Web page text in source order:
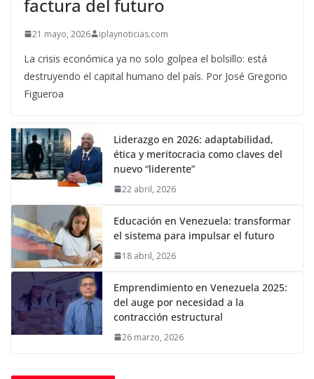
factura del futuro
21 mayo, 2026 iplaynoticias.com
La crisis económica ya no solo golpea el bolsillo: está
destruyendo el capital humano del país. Por José Gregorio
Figueroa
Liderazgo en 2026: adaptabilidad,
ética y meritocracia como claves del
nuevo “liderente”
22 abril, 2026
Educación en Venezuela: transformar
el sistema para impulsar el futuro
18 abril, 2026
Emprendimiento en Venezuela 2025:
del auge por necesidad a la
contracción estructural
26 marzo, 2026